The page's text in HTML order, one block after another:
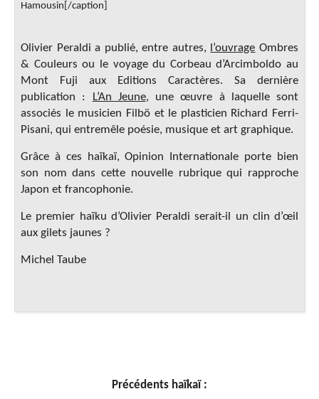
Hamousin[/caption]
Olivier Peraldi a publié, entre autres, l’ouvrage Ombres
& Couleurs ou le voyage du Corbeau d’Arcimboldo au
Mont Fuji aux Editions Caractères. Sa dernière
publication :
L’An Jeune, une œuvre à laquelle sont
associés le musicien Filbö et le plasticien Richard Ferri-
Pisani, qui entremêle poésie, musique et art graphique.
Grâce à ces haïkaï, Opinion Internationale porte bien
son nom dans cette nouvelle rubrique qui rapproche
Japon et francophonie.
Le premier haïku d’Olivier Peraldi serait-il un clin d’œil
aux gilets jaunes ?
Michel Taube
Précédents haïkaï :